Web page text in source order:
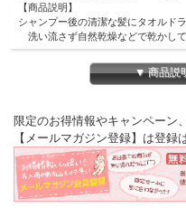
【商品説明】
シャンプー後の清潔な髪にタオルド
洗い流さず自然乾燥などで乾かして
【内容量】100ml
【原材料・成分】
【ご使用の目安について】
・ご使用の目安は2～3日に1回程度
・6ヶ月未満の赤ちゃんのお肌は、繊
刺激になる可能性がありますので
・1歳未満のお子様へのご使用の際
▼ 商品説
限定のお得情報やキャンペーン
【メールマガジン登録】は登録